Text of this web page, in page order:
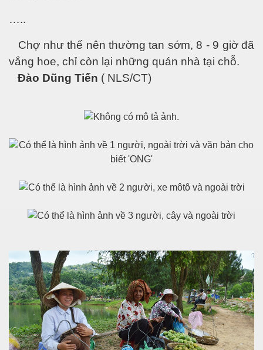
…..
Chợ như thế nên thường tan sớm, 8 - 9 giờ đã
vắng hoe, chỉ còn lại những quán nhà tại chỗ.
Đào Dũng Tiến ( NLS/CT)
trên đất lạ
Kao